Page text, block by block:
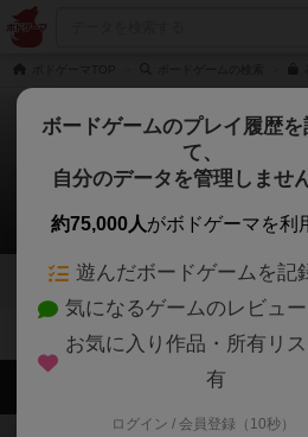
花火
拡張/関連作品
26 2 57
会員の新し
ボードゲームのプレイ履歴を
て、
自分のデータを管理しませ
約75,000人がボドゲーマを利
遊んだボードゲームを記
気になるゲームのレビュ
お気に入り作品・所有リ
有
ログイン / 会員登録（10秒）